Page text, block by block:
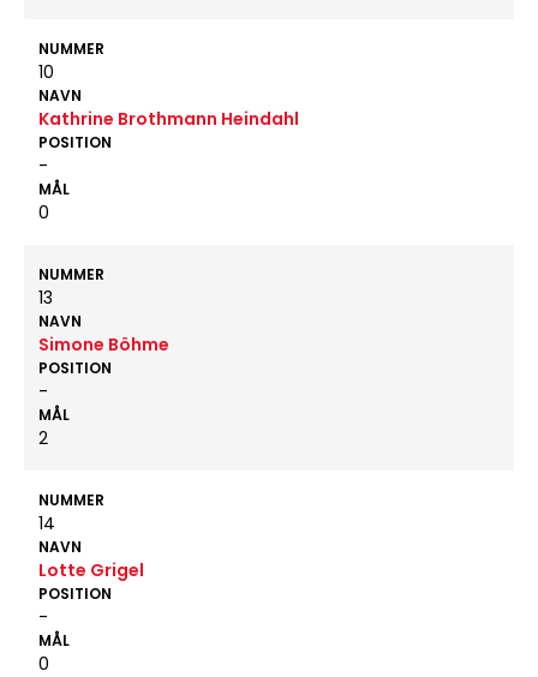
NUMMER
10
NAVN
Kathrine Brothmann Heindahl
POSITION
-
MÅL
0
NUMMER
13
NAVN
Simone Böhme
POSITION
-
MÅL
2
NUMMER
14
NAVN
Lotte Grigel
POSITION
-
MÅL
0